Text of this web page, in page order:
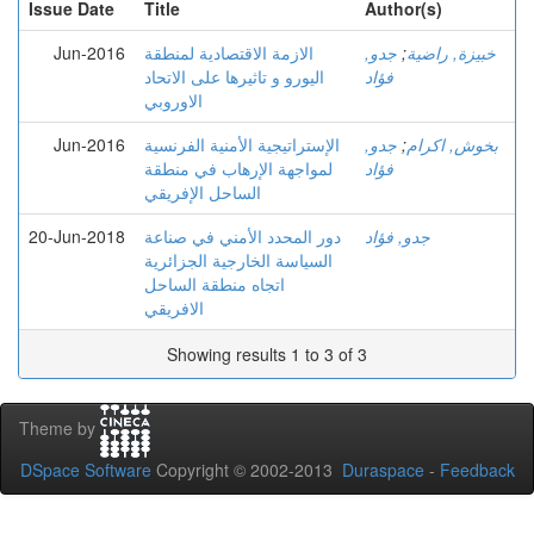
Issue Date
Title
Author(s)
Jun-2016
الازمة الاقتصادية لمنطقة
اليورو و تاثيرها على الاتحاد
الاوروبي
خبيزة, راضية; جدو,
فؤاد
Jun-2016
الإستراتيجية الأمنية الفرنسية
لمواجهة الإرهاب في منطقة
الساحل الإفريقي
بخوش, اكرام; جدو,
فؤاد
20-Jun-2018
دور المحدد الأمني في صناعة
السياسة الخارجية الجزائرية
اتجاه منطقة الساحل
الافريقي
جدو, فؤاد
Showing results 1 to 3 of 3
Theme by
DSpace Software Copyright © 2002-2013 Duraspace - Feedback